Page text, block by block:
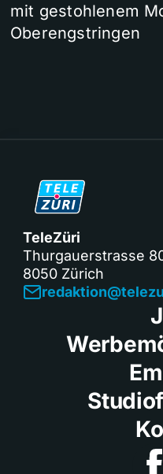
mit gestohlenem
Oberengstringen
TeleZüri
Thurgauerstrasse
8050 Zürich